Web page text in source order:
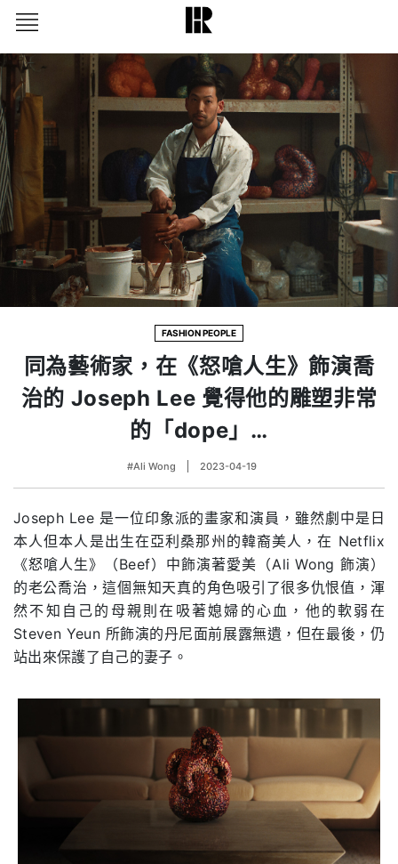
FASHION PEOPLE
同為藝術家，在《怒嗆人生》飾演喬
治的 Joseph Lee 覺得他的雕塑非常
的「dope」…
#Ali Wong 2023-04-19
Joseph Lee 是一位印象派的畫家和演員，雖然劇中是日
本人但本人是出生在亞利桑那州的韓裔美人，在 Netflix
《怒嗆人生》（Beef）中飾演著愛美（Ali Wong 飾演）
的老公喬治，這個無知天真的角色吸引了很多仇恨值，渾
然不知自己的母親則在吸著媳婦的心血，他的軟弱在
Steven Yeun 所飾演的丹尼面前展露無遺，但在最後，仍
站出來保護了自己的妻子。